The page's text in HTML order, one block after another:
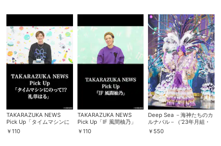
会員設定 会員情報 閉じる
基本情報、本人連絡先、パスワード 、クレ
ジットカード情報の変更が可能です。
TAKARAZUKA NEWS
Pick Up「タイムマシンに
のって!? 礼華はる」
￥110
TAKARAZUKA NEWS
Pick Up「IF 風間柚乃」
￥110
Deep Sea －海神たちのカ
ルナバル－（’23年月組・
東京・千秋楽）
￥ 550